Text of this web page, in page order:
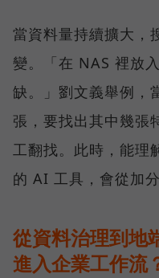
當資料量持續擴大，
變。「在 NAS 裡放
缺。」劉文義舉例，
張，要找出其中幾張
工翻找。此時，能理
的 AI 工具，會從加
從資料治理到地
進入企業工作流